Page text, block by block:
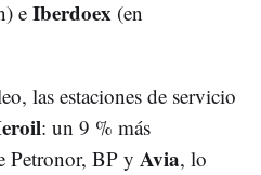
e Iberdoex (en
las estaciones de servicio
: un 9 % más
Petronor, BP y Avia, lo